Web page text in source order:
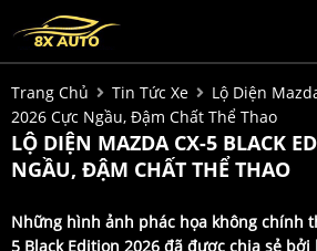
Trang Chủ Tin Tức Xe
Lộ Diện
2026 Cực Ngầu, Đậm Chất Thể Thao
LỘ DIỆN MAZDA CX-5 BLACK
NGẦU, ĐẬM CHẤT THỂ THAO
Những hình ảnh phác họa không chính
5 Black Edition 2026 đã được chia sẻ bởi